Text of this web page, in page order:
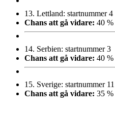
13. Lettland: startnummer 4
Chans att gå vidare: 40 %
14. Serbien: startnummer 3
Chans att gå vidare: 40 %
15. Sverige: startnummer 11
Chans att gå vidare: 35 %